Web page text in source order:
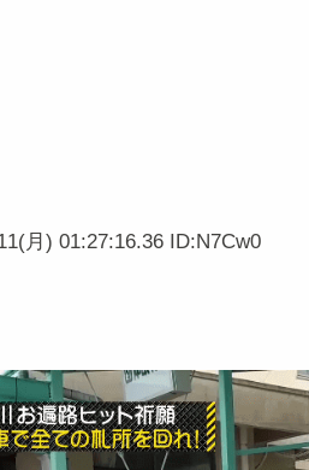
月) 01:27:16.36 ID:N7Cw0